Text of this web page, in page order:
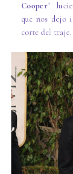
Cooper"
que nos dejo
corte del traje.